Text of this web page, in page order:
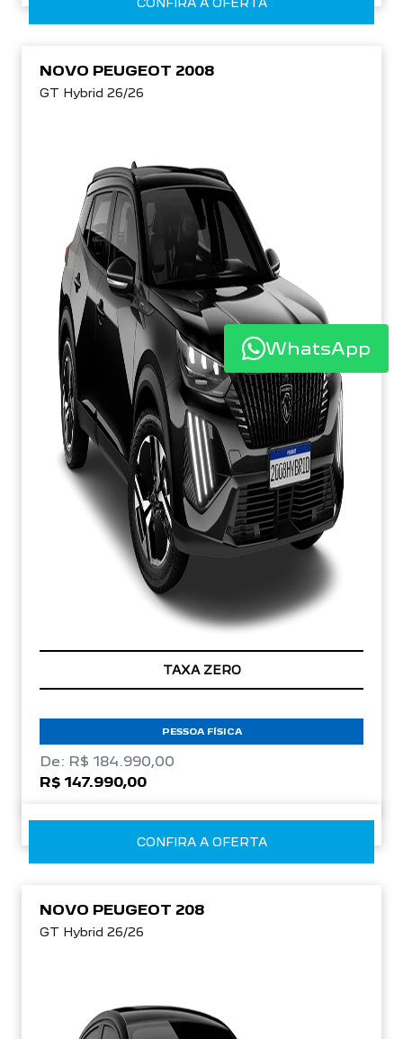
NOVO PEUGEOT 2008
GT Hybrid 26/26
TAXA ZERO
PESSOA FÍSICA
De: R$ 184.990,00
R$ 147.990,00
CONFIRA A OFERTA
NOVO PEUGEOT 208
GT Hybrid 26/26
WhatsApp